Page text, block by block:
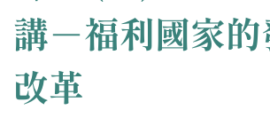
講－福利國家的
改革